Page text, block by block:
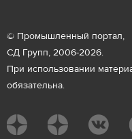
© Промышленный портал,
СД Групп, 2006-2026.
При использовании
обязательна.